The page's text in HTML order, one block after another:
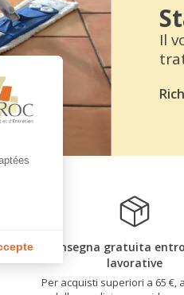
Il
Consegna gratuita
lavorative
Per acquisti superiori a 65 €,